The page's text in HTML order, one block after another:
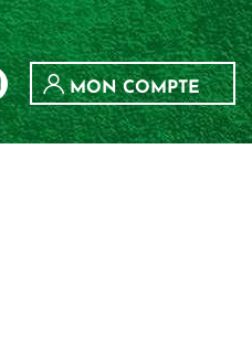
MON COMPTE